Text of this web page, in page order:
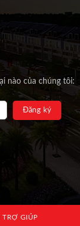
nào của chúng tôi:
GIÚP